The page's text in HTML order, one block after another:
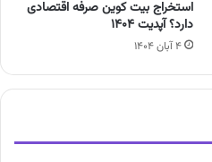
استخراج بیت کوین صرفه اقتصادی
دارد؟ آپدیت ۱۴۰۴
۴ آبان ۱۴۰۴